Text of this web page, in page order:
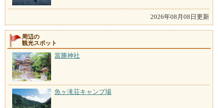
2026年08月08日更新
周辺の
観光スポット
當勝神社
魚ヶ滝荘キャンプ場